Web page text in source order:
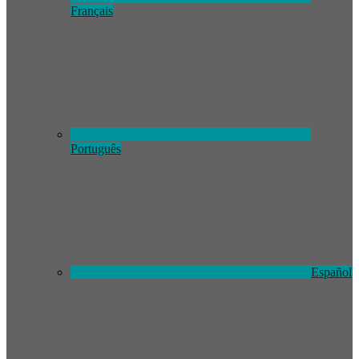
Français
Português
Español